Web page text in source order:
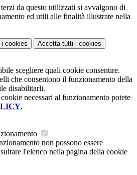
da questo utilizzati si avvalgono di
ed utili alle finalità illustrate nella
i cookies Accetta tutti i cookies
scegliere quali cookie consentire.
che consentono il funzionamento della
disabilitarli.
necessari al funzionamento potete
.
non possono essere
l'elenco nella pagina della cookie